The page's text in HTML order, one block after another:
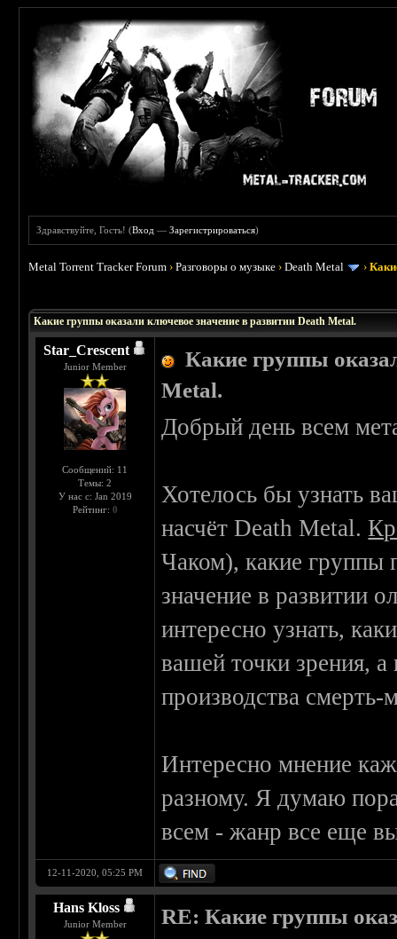
Здравствуйте, Гость! (Вход —Зарегистрироваться)
Metal Torrent Tracker Forum ›Разговоры о музыке ›Death Metal ›
Какие группы оказали ключевое значение в развитии Death Metal.
Star_Crescent
Junior Member
Сообщений: 11
Темы: 2
У нас с: Jan 2019
Рейтинг: 0
Какие группы
Metal.
Добрый день всем
Хотелось бы узнать
насчёт Death Metal.
Чаком), какие группы
значение в развитии
интересно узнать,
вашей точки зрения,
производства смерть-
Интересно мнение
разному. Я думаю
всем - жанр все еще
12-11-2020, 05:25 PM
Hans Kloss
Junior Member RE: Какие группы